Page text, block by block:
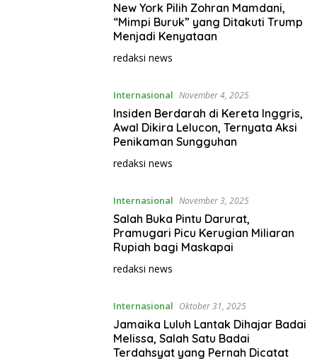
New York Pilih Zohran Mamdani,
“Mimpi Buruk” yang Ditakuti Trump
Menjadi Kenyataan
redaksi news
Internasional November 4, 2025
Insiden Berdarah di Kereta Inggris,
Awal Dikira Lelucon, Ternyata Aksi
Penikaman Sungguhan
redaksi news
Internasional November 3, 2025
Salah Buka Pintu Darurat,
Pramugari Picu Kerugian Miliaran
Rupiah bagi Maskapai
redaksi news
Internasional Oktober 31, 2025
Jamaika Luluh Lantak Dihajar Badai
Melissa, Salah Satu Badai
Terdahsyat yang Pernah Dicatat